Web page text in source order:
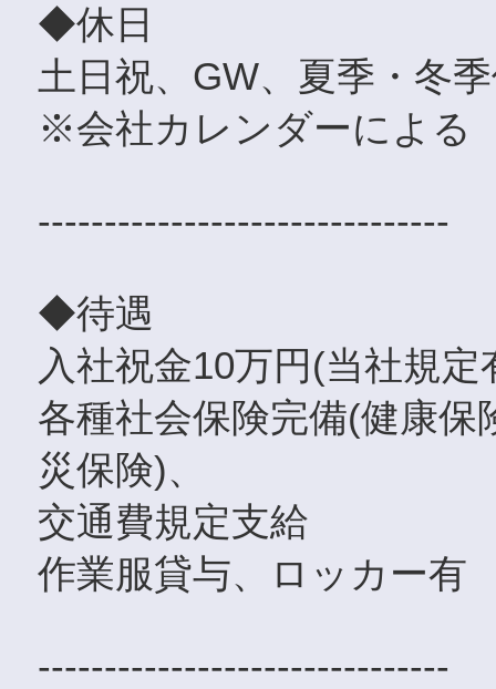
◆休日
土日祝、GW、夏季・冬
※会社カレンダーによる
-------------------------------
◆待遇
入社祝金10万円(当社規定
各種社会保険完備(健康
災保険)、
交通費規定支給
作業服貸与、ロッカー有
-------------------------------